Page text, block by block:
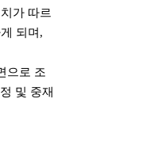
가 따르
되며,
으로 조
및 중재